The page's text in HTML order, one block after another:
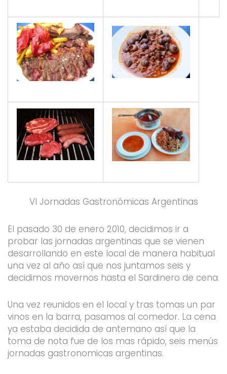
VI Jornadas Gastronómicas Argentinas
El pasado 30 de enero 2010, decidimos ir a
probar las jornadas argentinas que se vienen
desarrollando en este local de manera habitual
una vez al año así que nos juntamos seis y
decidimos movernos hasta el Sardinero de cena.
Una vez reunidos en el local y tras tomas un par
vinos en la barra, pasamos al comedor. La cena
ya estaba decidida de antemano así que la
toma de nota fue de los mas rápido, seis menús
jornadas gastronomicas argentinas.